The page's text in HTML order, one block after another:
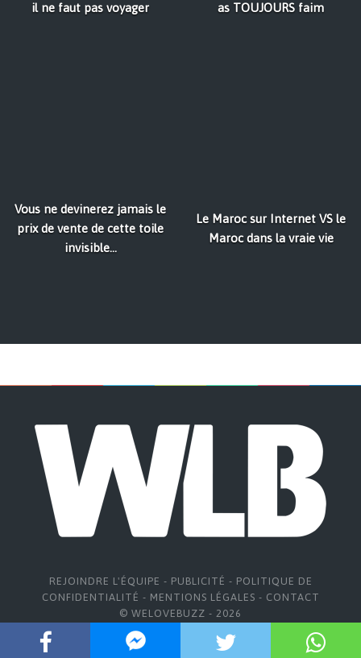
il ne faut pas voyager
as TOUJOURS faim
Vous ne devinerez jamais le
prix de vente de cette toile
invisible...
Le Maroc sur Internet VS le
Maroc dans la vraie vie
REJOINDRE L'ÉQUIPE - PUBLICITÉ - POLITIQUE DE
CONFIDENTIALITÉ - MENTIONS LÉGALES - CONTACT
© WELOVEBUZZ - 2026